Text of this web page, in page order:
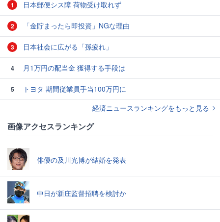
1 日本郵便シス障 荷物受け取れず
2 「金貯まったら即投資」NGな理由
3 日本社会に広がる「孫疲れ」
4 月1万円の配当金 獲得する手段は
5
トヨタ 期間従業員手当100万円に
経済ニュースランキングをもっと見る
画像アクセスランキング
俳優の及川光博が結婚を発表
中日が新庄監督招聘を検討か